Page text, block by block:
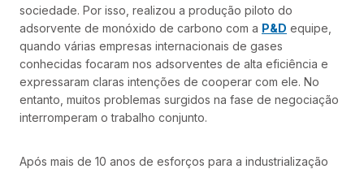
sociedade. Por isso, realizou a produção piloto do
adsorvente de monóxido de carbono com a P&D equipe,
quando várias empresas internacionais de gases
conhecidas focaram nos adsorventes de alta eficiência e
expressaram claras intenções de cooperar com ele. No
entanto, muitos problemas surgidos na fase de negociação
interromperam o trabalho conjunto.
Após mais de 10 anos de esforços para a industrialização